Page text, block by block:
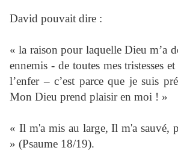
David pouvait dire :
« la raison pour laquelle Dieu m’a
ennemis - de toutes mes tristesses
l’enfer – c’est parce que je suis
Mon Dieu prend plaisir en moi ! »
« Il m'a mis au large, Il m'a sauvé,
» (Psaume 18/19).